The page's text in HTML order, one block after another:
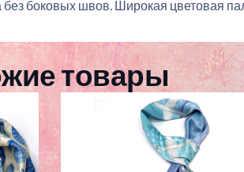
без боковых швов. Широкая цветовая
товары